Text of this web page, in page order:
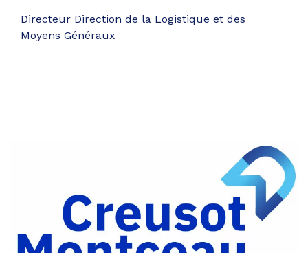
Directeur Direction de la Logistique et des
Moyens Généraux